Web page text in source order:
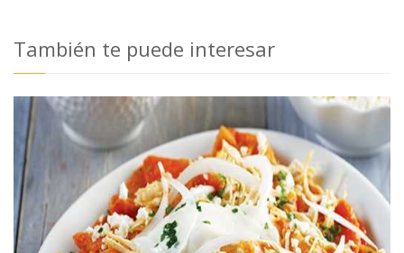
También te puede interesar